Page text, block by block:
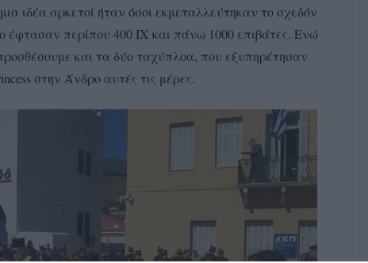
ιδέα αρκετοί ήταν όσοι εκμεταλλεύτηκαν το σχεδόν
έφτασαν περίπου 400 ΙΧ και πάνω 1000 επιβάτες. Ενώ
και τα δύο ταχύπλοα, που εξυπηρέτησαν
στην Άνδρο αυτές τις μέρες.